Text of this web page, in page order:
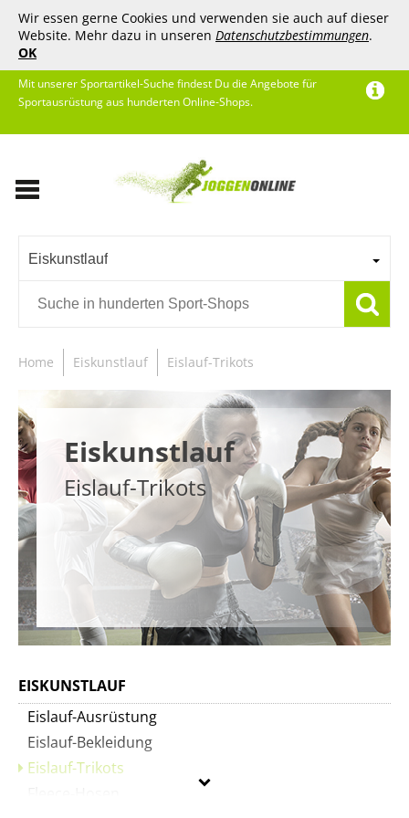
Wir essen gerne Cookies und verwenden sie auch auf dieser
Website. Mehr dazu in unseren Datenschutzbestimmungen.
OK
Mit unserer Sportartikel-Suche findest Du die Angebote für
Sportausrüstung aus hunderten Online-Shops.
Eiskunstlauf
Home Eiskunstlauf Eislauf-Trikots
Eiskunstlauf
Eislauf-Trikots
EISKUNSTLAUF
Eislauf-Ausrüstung
Eislauf-Bekleidung
Eislauf-Trikots